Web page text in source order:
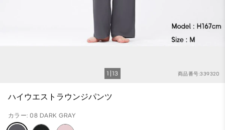
商品番号:339320
1 13
ハイウエストラウンジパンツ
カラー: 08 DARK GRAY